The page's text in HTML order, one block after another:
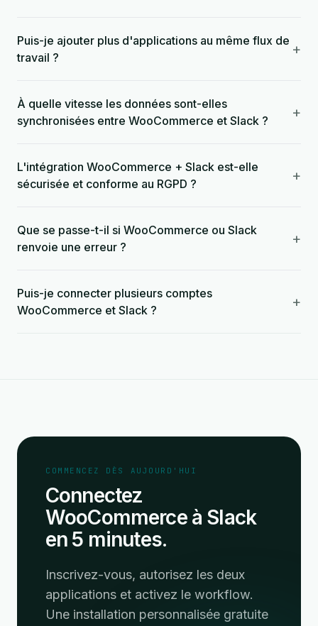
Puis-je ajouter plus d'applications au même flux de
travail ?
+
À quelle vitesse les données sont-elles
synchronisées entre WooCommerce et Slack ?
+
L'intégration WooCommerce + Slack est-elle
sécurisée et conforme au RGPD ?
+
Que se passe-t-il si WooCommerce ou Slack
renvoie une erreur ?
+
Puis-je connecter plusieurs comptes
WooCommerce et Slack ?
+
COMMENCEZ DÈS AUJOURD'HUI
Connectez
WooCommerce à Slack
en 5 minutes.
Inscrivez-vous, autorisez les deux
applications et activez le workflow.
Une installation personnalisée gratuite